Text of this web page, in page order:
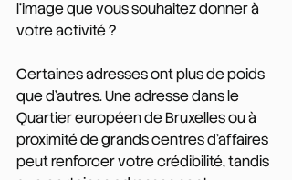
l'image que vous souhaitez donner à
votre activité ?
Certaines adresses ont plus de poids
que d'autres. Une adresse dans le
Quartier européen de Bruxelles ou à
proximité de grands centres d'affaires
peut renforcer votre crédibilité, tandis